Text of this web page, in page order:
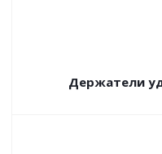
Держатели